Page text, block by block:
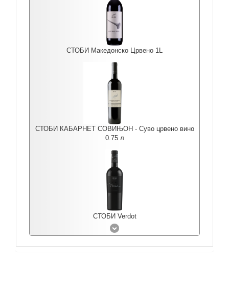
СТОБИ Македонско Црвено 1L
СТОБИ КАБАРНЕТ СОВИЊОН - Суво црвено вино
0.75 л
СТОБИ Verdot